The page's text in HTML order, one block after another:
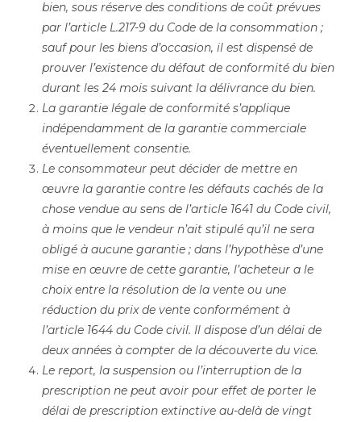
bien, sous réserve des conditions de coût prévues
par l’article L.217-9 du Code de la consommation ;
sauf pour les biens d’occasion, il est dispensé de
prouver l’existence du défaut de conformité du bien
durant les 24 mois suivant la délivrance du bien.
La garantie légale de conformité s’applique
indépendamment de la garantie commerciale
éventuellement consentie.
Le consommateur peut décider de mettre en
œuvre la garantie contre les défauts cachés de la
chose vendue au sens de l’article 1641 du Code civil,
à moins que le vendeur n’ait stipulé qu’il ne sera
obligé à aucune garantie ; dans l’hypothèse d’une
mise en œuvre de cette garantie, l’acheteur a le
choix entre la résolution de la vente ou une
réduction du prix de vente conformément à
l’article 1644 du Code civil. Il dispose d’un délai de
deux années à compter de la découverte du vice.
Le report, la suspension ou l’interruption de la
prescription ne peut avoir pour effet de porter le
délai de prescription extinctive au-delà de vingt